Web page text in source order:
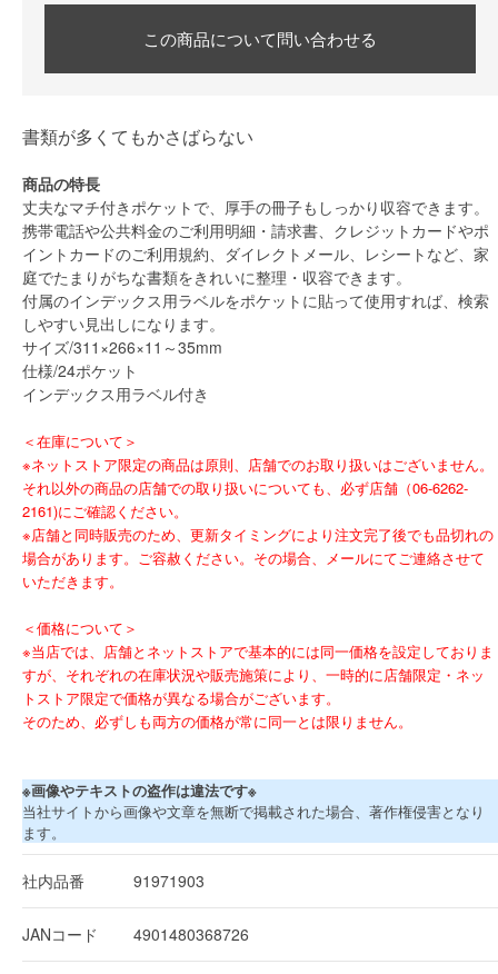
この商品について問い合わせる
書類が多くてもかさばらない
商品の特長
丈夫なマチ付きポケットで、厚手の冊子もしっかり収容できます。
携帯電話や公共料金のご利用明細・請求書、クレジットカードやポ
イントカードのご利用規約、ダイレクトメール、レシートなど、家
庭でたまりがちな書類をきれいに整理・収容できます。
付属のインデックス用ラベルをポケットに貼って使用すれば、検索
しやすい見出しになります。
サイズ/311×266×11～35mm
仕様/24ポケット
インデックス用ラベル付き
＜在庫について＞
※ネットストア限定の商品は原則、店舗でのお取り扱いはございません。
それ以外の商品の店舗での取り扱いについても、必ず店舗（06-6262-
2161)にご確認ください。
※店舗と同時販売のため、更新タイミングにより注文完了後でも品切れの
場合があります。ご容赦ください。その場合、メールにてご連絡させて
いただきます。
＜価格について＞
※当店では、店舗とネットストアで基本的には同一価格を設定しておりま
すが、それぞれの在庫状況や販売施策により、一時的に店舗限定・ネッ
トストア限定で価格が異なる場合がございます。
そのため、必ずしも両方の価格が常に同一とは限りません。
※画像やテキストの盗作は違法です※
当社サイトから画像や文章を無断で掲載された場合、著作権侵害となり
ます。
社内品番 91971903
JANコード 4901480368726